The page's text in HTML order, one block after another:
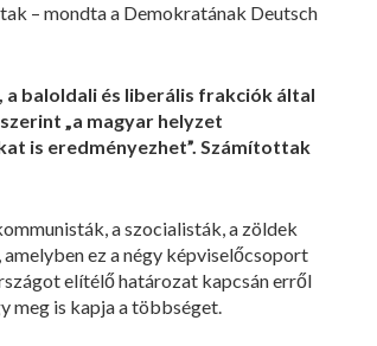
– mondta a Demokratának Deutsch
baloldali és liberális frakciók által
„a magyar helyzet
is eredményezhet”. Számítottak
a szocialisták, a zöldek
ez a négy képviselőcsoport
elítélő határozat kapcsán erről
meg is kapja a többséget.